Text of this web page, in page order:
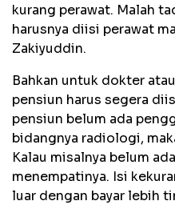
kurang perawat. Malah
harusnya diisi perawat
Zakiyuddin.
Bahkan untuk dokter
pensiun harus segera
pensiun belum ada
bidangnya radiologi,
Kalau misalnya belum
menempatinya. Isi
luar dengan bayar lebih